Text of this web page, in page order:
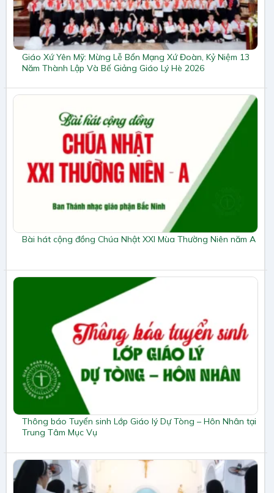
Giáo Xứ Yên Mỹ: Mừng Lễ Bổn Mạng Xứ Đoàn, Kỷ Niệm 13
Năm Thành Lập Và Bế Giảng Giáo Lý Hè 2026
Bài hát cộng đồng Chúa Nhật XXI Mùa Thường Niên năm A
Thông báo Tuyển sinh Lớp Giáo lý Dự Tòng – Hôn Nhân tại
Trung Tâm Mục Vụ